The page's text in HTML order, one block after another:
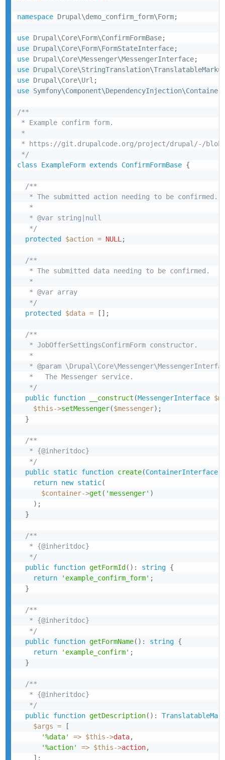
namespace Drupal \demo_confirm_form\Form;
use Drupal \Core\Form\ConfirmFormBase;
use Drupal \Core\Form\FormStateInterface;
use Drupal \Core\Messenger\MessengerInterface;
use Drupal \Core\StringTranslation\
use Drupal \Core\Url ;
use Symfony\Component\DependencyInjection\
/**
* Example confirm form.
*
* https://git.drupalcode.org/project/drupal/-/blob/
*/
class
ExampleForm extends ConfirmFormBase {
/**
   * The submitted action needing to be confirmed.
   *
   * @var string|null
   */
protected $action = NULL ;
/**
   * The submitted data needing to be confirmed.
   *
   * @var array
   */
protected $data = [ ] ;
/**
   * JobOfferSettingsConfirmForm constructor.
   *
* @param
   *   The Messenger service.
   */
public function __construct (MessengerInterface
$this->setMessenger($messenger) ;
}
/**
   * {@inheritdoc}
   */
public static function create(ContainerInterface
return new static(
$container->get ( 'messenger' )
) ;
}
/**
   * {@inheritdoc}
   */
public function getFormId( ) : string {
return
'example_confirm_form' ;
}
/**
   * {@inheritdoc}
   */
public function getFormName( ) : string {
return
'example_confirm' ;
}
/**
   * {@inheritdoc}
   */
public function getDescription( ) :
$args =
[
'%data'
=> $this->data,
'%action'
=> $this->action,
] ;